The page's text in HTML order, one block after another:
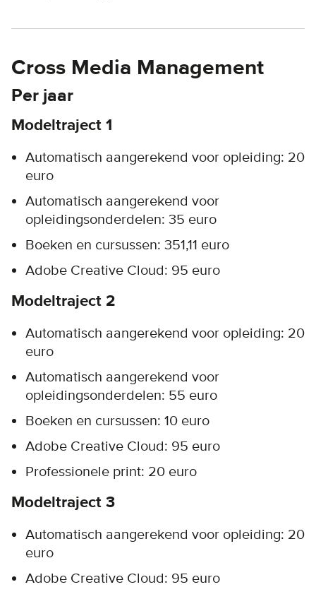
Cross Media Management
Per jaar
Modeltraject 1
Automatisch aangerekend voor opleiding: 20
euro
Automatisch aangerekend voor
opleidingsonderdelen: 35 euro
Boeken en cursussen: 351,11 euro
Adobe Creative Cloud: 95 euro
Modeltraject 2
Automatisch aangerekend voor opleiding: 20
euro
Automatisch aangerekend voor
opleidingsonderdelen: 55 euro
Boeken en cursussen: 10 euro
Adobe Creative Cloud: 95 euro
Professionele print: 20 euro
Modeltraject 3
Automatisch aangerekend voor opleiding: 20
euro
Adobe Creative Cloud: 95 euro